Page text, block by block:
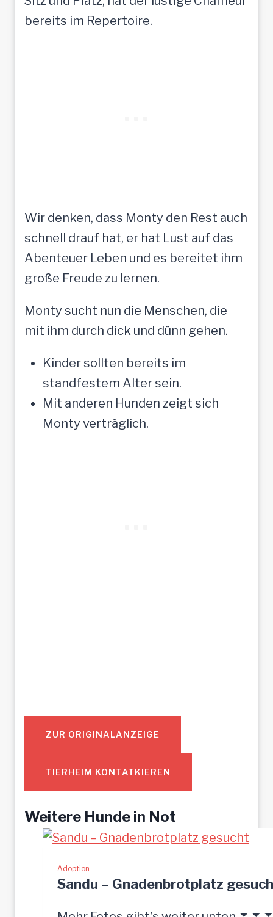
bereits im Repertoire.
Wir denken, dass Monty den Rest auch
schnell drauf hat, er hat Lust auf das
Abenteuer Leben und es bereitet ihm
große Freude zu lernen.
Monty sucht nun die Menschen, die
mit ihm durch dick und dünn gehen.
Kinder sollten bereits im
standfestem Alter sein.
Mit anderen Hunden zeigt sich
Monty verträglich.
ZUR ORIGINALANZEIGE
TIERHEIM KONTATKIEREN
Weitere Hunde in Not
Adoption
Sandu – Gnadenbrotplatz